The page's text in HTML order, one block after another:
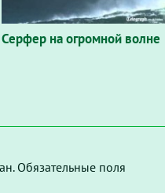
Серфер на огромной волне
Обязательные поля